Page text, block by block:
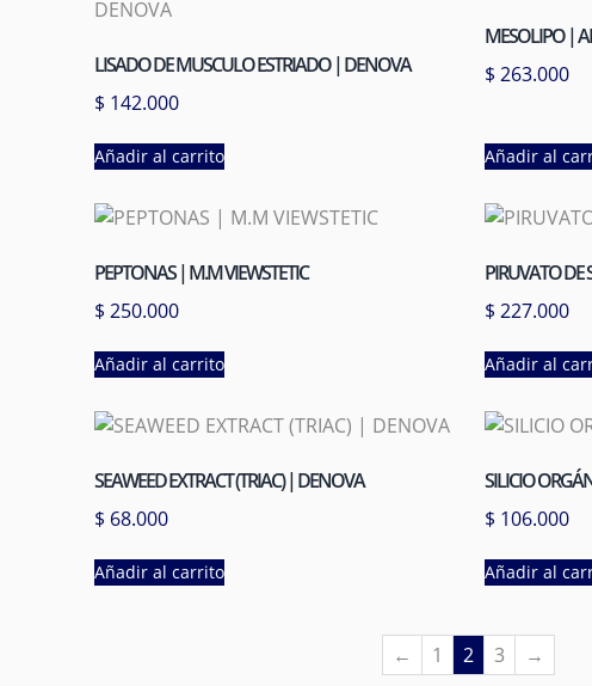
LISADO DE MUSCULO ESTRIADO | DENOVA
$ 142.000
Añadir al carrito
MESOLIPO |
$ 263.000
Añadir al
PEPTONAS | M.M VIEWSTETIC
$ 250.000
Añadir al carrito
PIRUVATO
$ 227.000
Añadir al
SEAWEED EXTRACT (TRIAC) | DENOVA
$ 68.000
Añadir al carrito
SILICIO
$ 106.000
Añadir al
← 1 2 3 →